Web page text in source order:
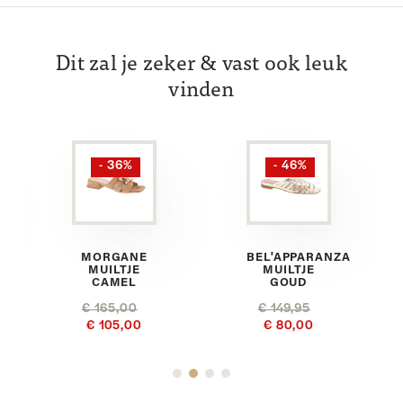
Dit zal je zeker & vast ook leuk
vinden
- 36%
MORGANE
MUILTJE
CAMEL
€ 165,00
€ 105,00
- 46%
BEL'APPARANZA
MUILTJE
GOUD
€ 149,95
€ 80,00